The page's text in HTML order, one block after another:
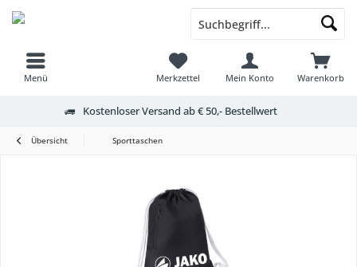
Menü Warenkorb
Merkzettel Mein Konto
Kostenloser Versand ab € 50,- Bestellwert
Übersicht Sporttaschen